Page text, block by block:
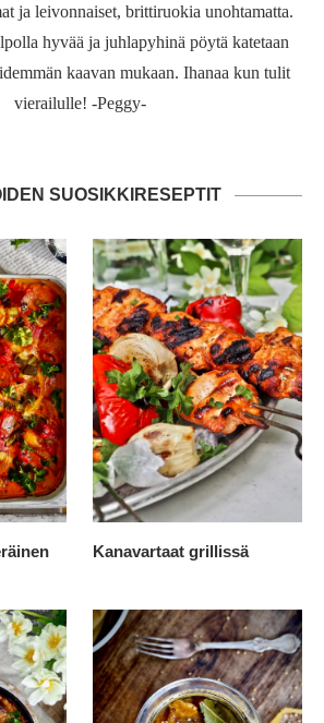
ja leivonnaiset, brittiruokia unohtamatta.
hyvää ja juhlapyhinä pöytä katetaan
kaavan mukaan. Ihanaa kun tulit
vierailulle! -Peggy-
SUOSIKKIRESEPTIT
Kanavartaat grillissä